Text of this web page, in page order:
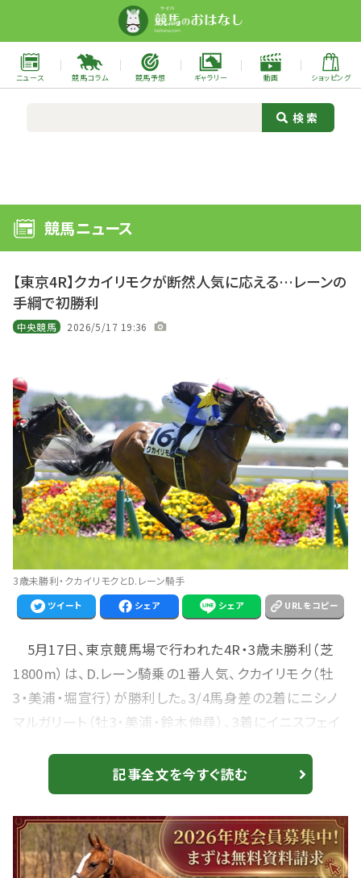
ニュース 競馬コラム 競馬予想 ギャラリー 動画 ショッピング
競馬ニュース
【東京4R】クカイリモクが断然人気に応える…レーンの
手綱で初勝利
中央競馬 2026/5/17 19:36
3歳未勝利・クカイリモクとD.レーン騎手
ツイート シェア シェア URLをコピー
5月17日、東京競馬場で行われた4R・3歳未勝利（芝
1800m）は、D.レーン騎乗の1番人気、クカイリモク（牡
3・美浦・堀宣行）が勝利した。3/4馬身差の2着にニシノ
マルガリート（牡3・美浦・鈴木伸尋）、3着にイニスフェイ
1:47.1（良）。 2番人気でC.ルメール騎乗、マジックパレ
ス（牝3・美浦・木村哲也）は、12着敗退。 【新潟2R】小林
美駒騎乗、エタンセルが快勝…断然人気に応える 手応
えよく抜け出す D.レーン騎乗の1番人気、クカイリモク
が断然の支...
記事全文を今すぐ読む